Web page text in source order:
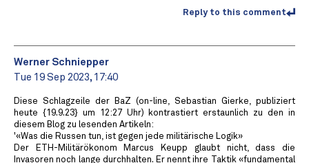
Reply to this comment
Werner Schniepper
Tue 19 Sep 2023, 17:40
Diese Schlagzeile der BaZ (on-line, Sebastian Gierke, publiziert
heute {19.9.23} um 12:27 Uhr) kontrastiert erstaunlich zu den in
diesem Blog zu lesenden Artikeln:
'«Was die Russen tun, ist gegen jede militärische Logik»
Der ETH-Militärökonom Marcus Keupp glaubt nicht, dass die
Invasoren noch lange durchhalten. Er nennt ihre Taktik «fundamental